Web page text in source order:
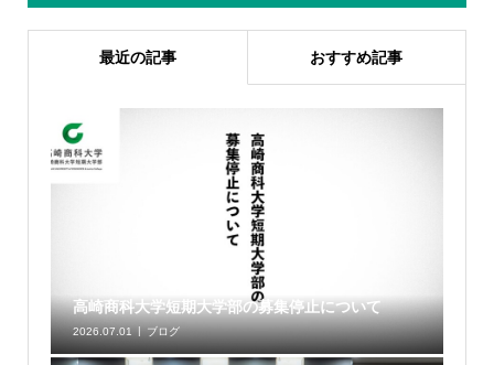
最近の記事 おすすめ記事
高崎商科大学短期大学部の募集停止について
2026.07.01 ブログ